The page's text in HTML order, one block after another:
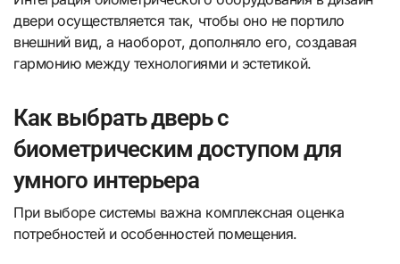
двери осуществляется так, чтобы оно не портило
внешний вид, а наоборот, дополняло его, создавая
гармонию между технологиями и эстетикой.
Как выбрать дверь с
биометрическим доступом для
умного интерьера
При выборе системы важна комплексная оценка
потребностей и особенностей помещения.